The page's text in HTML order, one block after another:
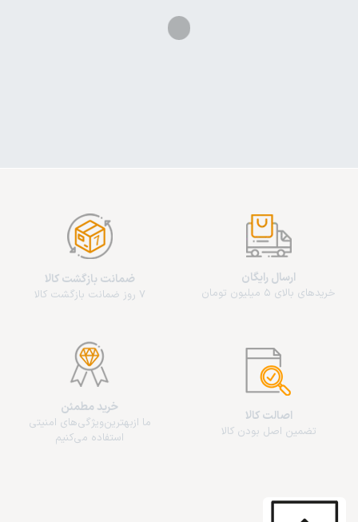
ارسال رایگان
خریدهای بالای 5 میلیون تومان
ضمانت بازگشت کالا
7 روز ضمانت بازگشت کالا
اصالت کالا
تضمین اصل بودن کالا
خرید مطمئن
ما از‌بهترین‌ویژگی‌های امنیتی
استفاده می‌کنیم